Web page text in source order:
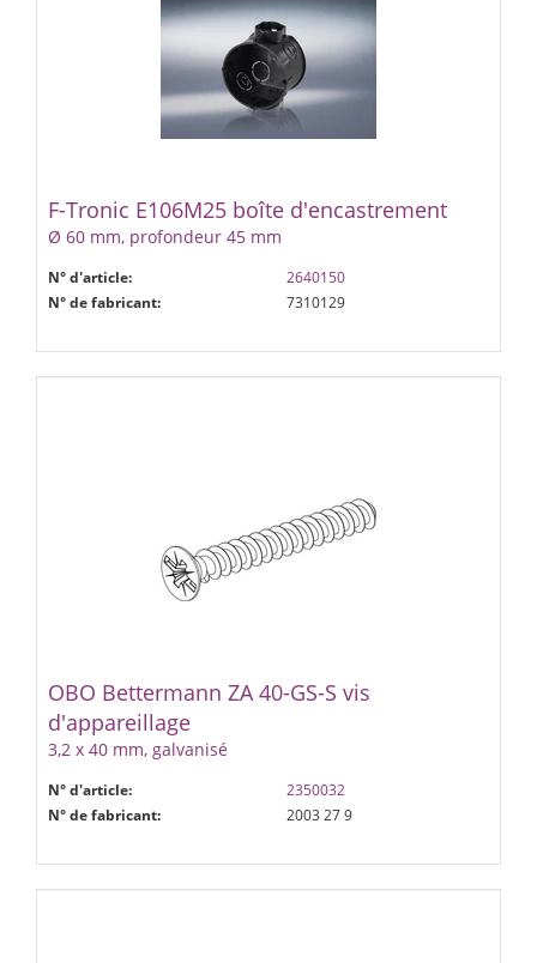
F-Tronic E106M25 boîte d'encastrement
Ø 60 mm, profondeur 45 mm
N° d'article:
2640150
N° de fabricant:
7310129
OBO Bettermann ZA 40-GS-S vis
d'appareillage
3,2 x 40 mm, galvanisé
N° d'article:
2350032
N° de fabricant:
2003 27 9